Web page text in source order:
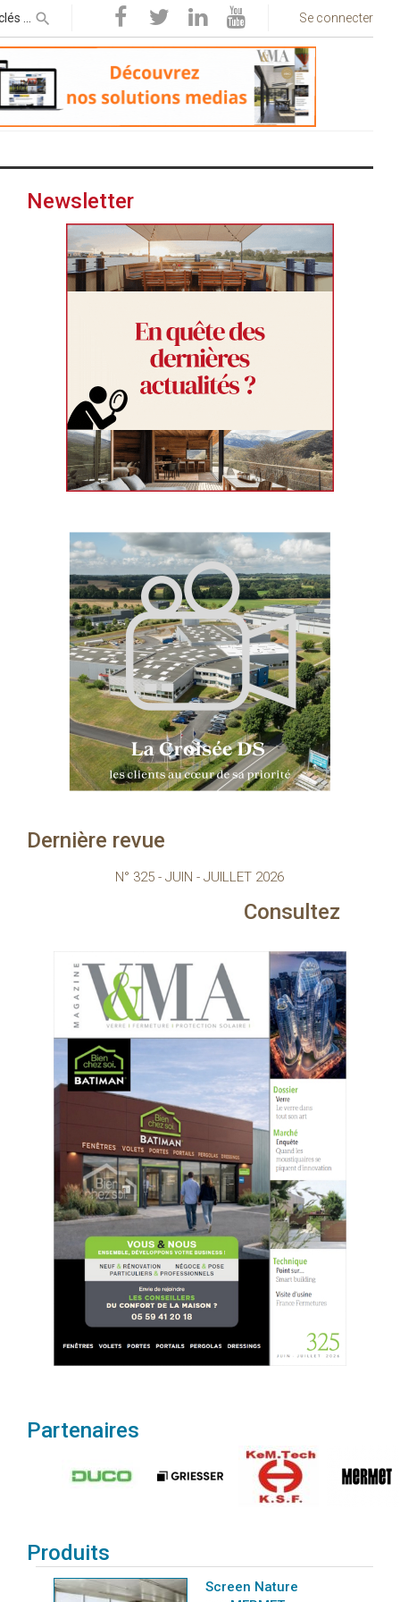
Se connecter
Newsletter
Dernière revue
N° 325 - JUIN - JUILLET 2026
Consultez le magazine
Partenaires
Produits
Screen Nature